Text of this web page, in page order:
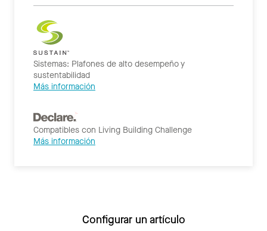
Sistemas: Plafones de alto desempeño y
sustentabilidad
Más información
Compatibles con Living Building Challenge
Más información
Configurar un artículo